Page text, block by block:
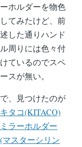
ーホルダーを物色
してみたけど、前
述した通りハンド
ル周りには色々付
けているのでスペ
ースが無い。
で、見つけたのが
キタコ(KITACO)
ミラーホルダー
(マスターシリン